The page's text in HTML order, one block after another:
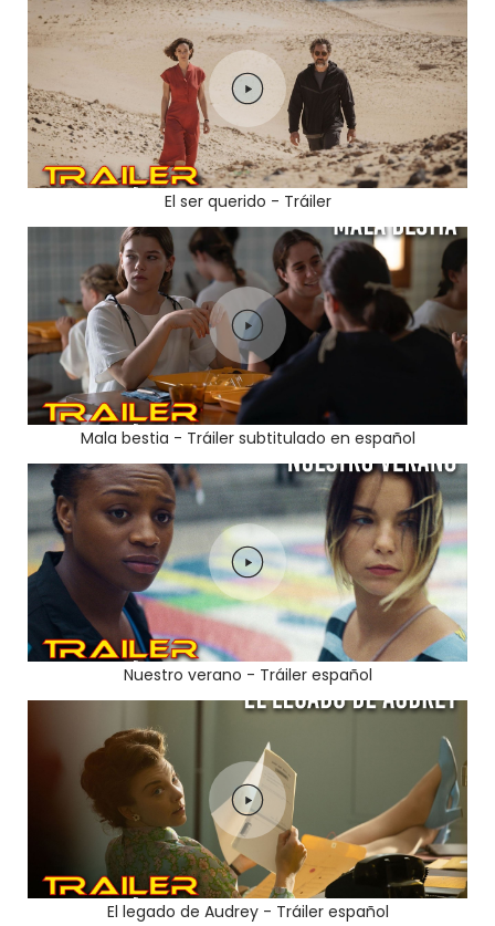
El ser querido - Tráiler
Mala bestia - Tráiler subtitulado en español
Nuestro verano - Tráiler español
El legado de Audrey - Tráiler español